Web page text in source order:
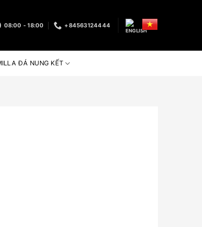
08:00 - 18:00 +84563124444
ĐÁ NUNG KẾT